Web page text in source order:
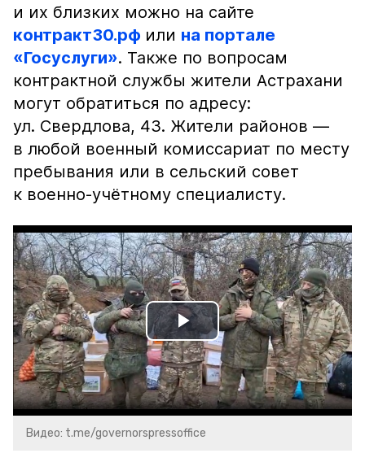
и их близких можно на сайте
контракт30.рф или на портале
«Госуслуги». Также по вопросам
контрактной службы жители Астрахани
могут обратиться по адресу:
ул. Свердлова, 43. Жители районов —
в любой военный комиссариат по месту
пребывания или в сельский совет
к военно-учётному специалисту.
Play
Video
Видео: t.me/governorspressoffice